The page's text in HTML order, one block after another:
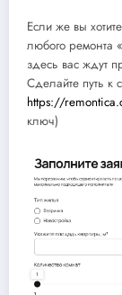
Если же вы
любого ремонта
здесь вас ждут
Сделайте путь к
https://
ключ)